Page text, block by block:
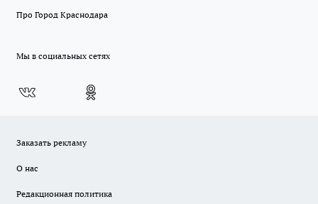
Про Город Краснодара
Мы в социальных сетях
Заказать рекламу
О нас
Редакционная политика